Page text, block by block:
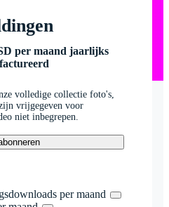
per maand jaarlijks
volledige collectie foto's,
vrijgegeven voor
niet inbegrepen.
per maand